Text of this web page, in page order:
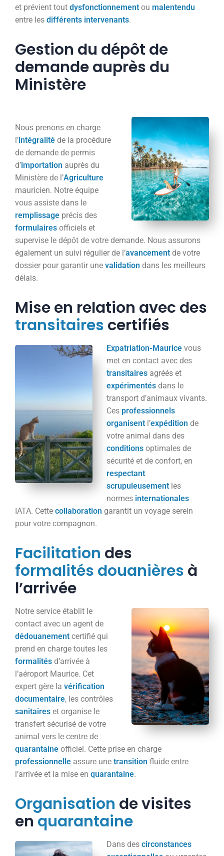
et prévient tout dysfonctionnement ou malentendu
entre les différents intervenants.
Gestion du dépôt de
demande auprès du
Ministère
Nous prenons en charge
l’intégralité de la procédure
de demande de permis
d’importation auprès du
Ministère de l’Agriculture
mauricien. Notre équipe
vous assiste dans le
remplissage précis des
formulaires officiels et
supervise le dépôt de votre demande. Nous assurons
également un suivi régulier de l’avancement de votre
dossier pour garantir une validation dans les meilleurs
délais.
Mise en relation avec des
transitaires certifiés
Expatriation-Maurice vous
met en contact avec des
transitaires agréés et
expérimentés dans le
transport d’animaux vivants.
Ces professionnels
organisent l’expédition de
votre animal dans des
conditions optimales de
sécurité et de confort, en
respectant
scrupuleusement les
normes internationales
IATA. Cette collaboration garantit un voyage serein
pour votre compagnon.
Facilitation des
formalités douanières à
l’arrivée
Notre service établit le
contact avec un agent de
dédouanement certifié qui
prend en charge toutes les
formalités d’arrivée à
l’aéroport Maurice. Cet
expert gère la vérification
documentaire, les contrôles
sanitaires et organise le
transfert sécurisé de votre
animal vers le centre de
quarantaine officiel. Cette prise en charge
professionnelle assure une transition fluide entre
l’arrivée et la mise en quarantaine.
Organisation de visites
en quarantaine
Dans descirconstances